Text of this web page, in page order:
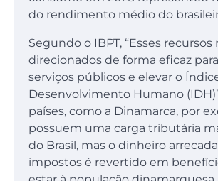
do rendimento médio do
Segundo o IBPT, “Esses
direcionados de forma eficaz
serviços públicos e elevar o
Desenvolvimento Humano
países, como a Dinamarca, por
possuem uma carga tributária
do Brasil, mas o dinheiro
impostos é revertido em